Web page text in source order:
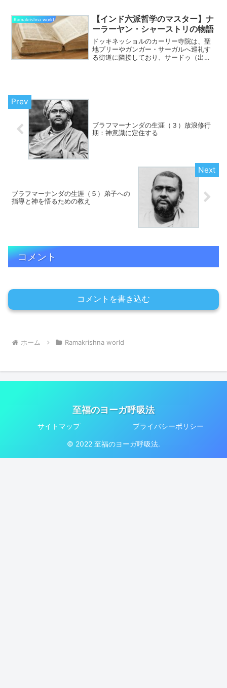
Ramakrishna world
【インド六派哲学のマスター】ナ
ーラーヤン・シャーストリの物語
ドッキネッショルのカーリー寺院は、聖
地プリーやガンガー・サーガルへ巡礼す
る街道に隣接しており、サードゥ（出家
ブラフマーナンダの生涯（３）放浪修行
期：神意識に定住する
ブラフマーナンダの生涯（５）弟子への
指導と神を悟るための教え
コメント
コメントを書き込む
ホーム Ramakrishna world
至福のヨーガ呼吸法
サイトマップ プライバシーポリシー
© 2022 至福のヨーガ呼吸法.